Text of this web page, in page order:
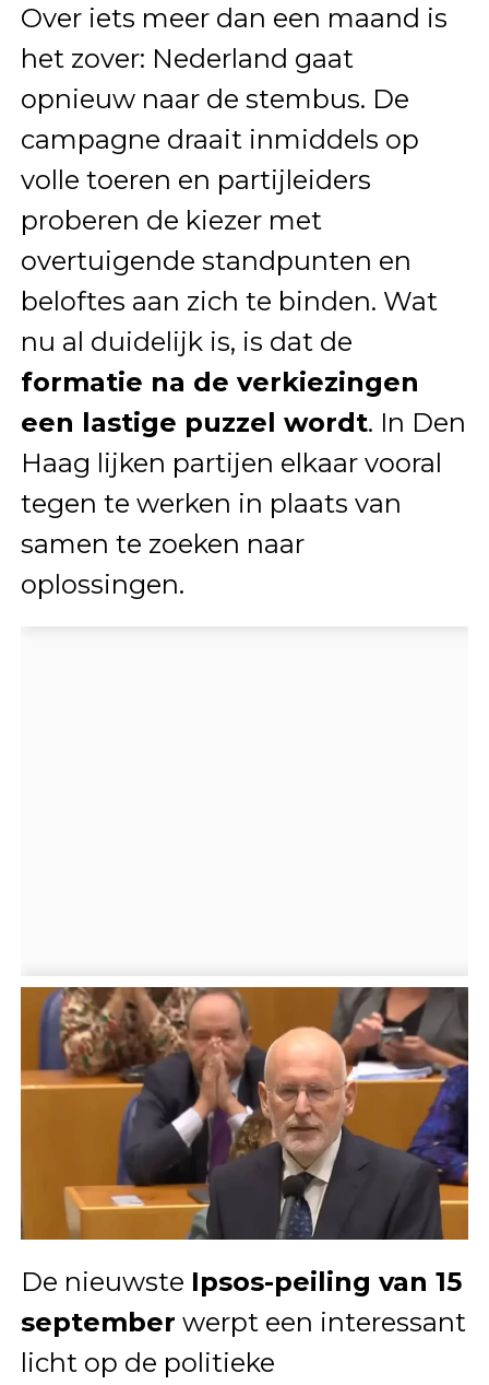
Over iets meer dan een maand is
het zover: Nederland gaat
opnieuw naar de stembus. De
campagne draait inmiddels op
volle toeren en partijleiders
proberen de kiezer met
overtuigende standpunten en
beloftes aan zich te binden. Wat
nu al duidelijk is, is dat de
formatie na de verkiezingen
een lastige puzzel wordt. In Den
Haag lijken partijen elkaar vooral
tegen te werken in plaats van
samen te zoeken naar
oplossingen.
De nieuwste Ipsos-peiling van 15
september werpt een interessant
licht op de politieke